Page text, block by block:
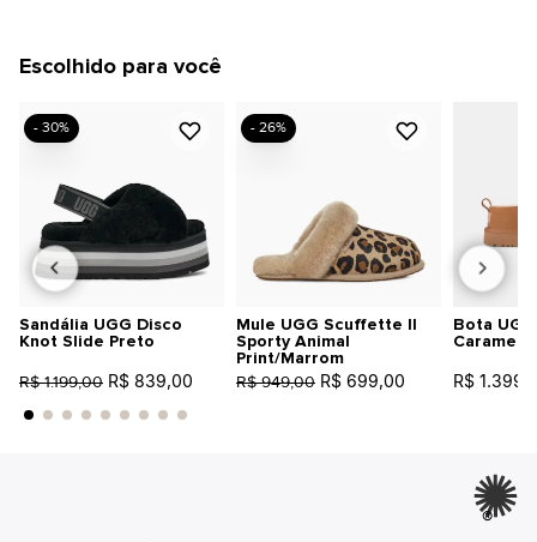
Escolhido para você
Sandália UGG Disco
Knot Slide Preto
R$ 1.199,00 R$ 839,00
- 30%
Mule UGG Scuffette II
Sporty Animal
Print/Marrom
R$ 949,00 R$ 699,00
- 26%
Bota
Caramelo
R$
®